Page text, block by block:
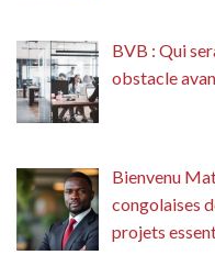
BVB : Qui
obstacle
Bienvenu
congolaises
projets